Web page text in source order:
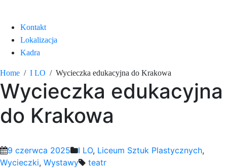
Kontakt
Lokalizacja
Kadra
Home I LO Wycieczka edukacyjna do Krakowa
Wycieczka edukacyjna
do Krakowa
9 czerwca 2025 I LO, Liceum Sztuk Plastycznych,
Wycieczki, Wystawy
teatr